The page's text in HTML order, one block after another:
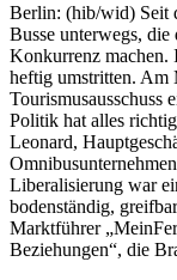
Berlin: (hib/wid) Seit
Busse unterwegs,
Konkurrenz machen.
heftig umstritten. Am
Tourismusausschuss
Politik hat alles
Leonard,
Liberalisierung war
bodenständig,
Marktführer
Beziehungen“, die